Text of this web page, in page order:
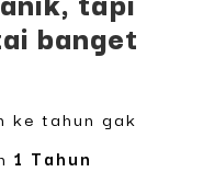
banget
ke tahun gak
1 Tahun